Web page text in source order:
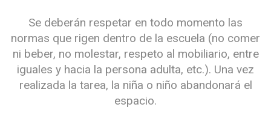
Se deberán respetar en todo momento las
normas que rigen dentro de la escuela (no comer
ni beber, no molestar, respeto al mobiliario, entre
iguales y hacia la persona adulta, etc.). Una vez
realizada la tarea, la niña o niño abandonará el
espacio.